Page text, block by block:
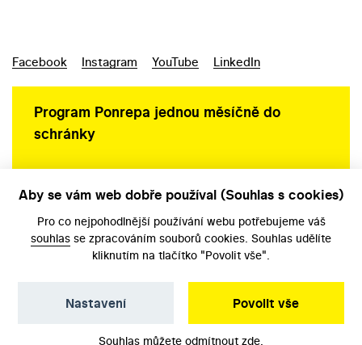
Facebook Instagram YouTube LinkedIn
Program Ponrepa jednou měsíčně do
schránky
Aby se vám web dobře používal (Souhlas s cookies)
Pro co nejpohodlnější používání webu potřebujeme váš
souhlas se zpracováním souborů cookies. Souhlas udělíte
kliknutím na tlačítko "Povolit vše".
Povolit vše
Nastavení
Souhlas můžete odmítnout zde